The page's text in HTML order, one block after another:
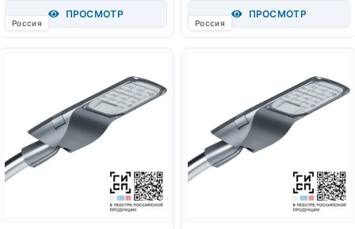
3000К IP66
ПРОСМОТР
Россия
3000К IP66
ПРОСМОТР
Россия